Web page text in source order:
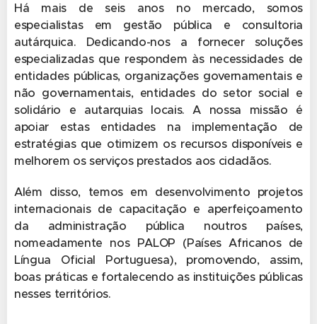
Há mais de seis anos no mercado, somos
especialistas em gestão pública e consultoria
autárquica. Dedicando-nos a fornecer soluções
especializadas que respondem às necessidades de
entidades públicas, organizações governamentais e
não governamentais, entidades do setor social e
solidário e autarquias locais. A nossa missão é
apoiar estas entidades na implementação de
estratégias que otimizem os recursos disponíveis e
melhorem os serviços prestados aos cidadãos.
Além disso, temos em desenvolvimento projetos
internacionais de capacitação e aperfeiçoamento
da administração pública noutros países,
nomeadamente nos PALOP (Países Africanos de
Língua Oficial Portuguesa), promovendo, assim,
boas práticas e fortalecendo as instituições públicas
nesses territórios.